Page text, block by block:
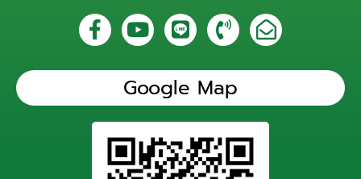
Google Map